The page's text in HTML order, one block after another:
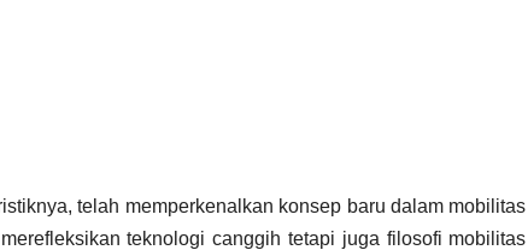
telah memperkenalkan konsep baru dalam mobilitas
teknologi canggih tetapi juga filosofi mobilitas